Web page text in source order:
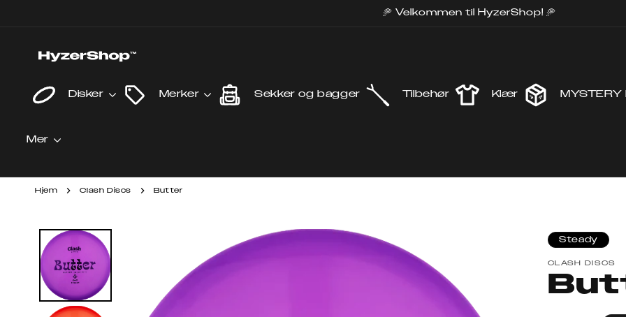
🥏 Velkommen til HyzerShop! 🥏
Disker Merker Sekker og bagger Tilbehør Klær MYSTERY
Mer
Hjem Clash Discs Butter
Steady
CLASH DISCS